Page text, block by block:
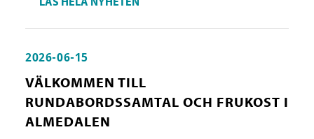
2026-06-15
VÄLKOMMEN TILL
RUNDABORDSSAMTAL OCH FRUKOST I
ALMEDALEN